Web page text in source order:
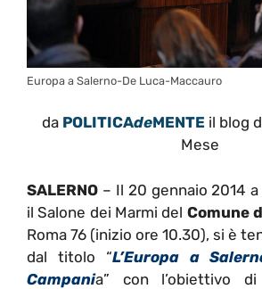
Europa a Salerno-De Luca-Maccauro
da POLITICAdeMENTE il blog
Mese
SALERNO – Il 20 gennaio 2014
il Salone dei Marmi del Comune
Roma 76 (inizio ore 10.30), si è
dal titolo “L’Europa a
Campania” con l’obiettivo